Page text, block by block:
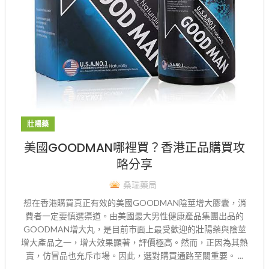
壯陽藥
美國GOODMAN哪裡買？香港正品購買攻
略分享
桑瑞藥局
想在香港購買真正有效的美國GOODMAN陰莖增大膠囊，消
費者一定要慎選渠道。由美國最大男性健康產品集團出品的
GOODMAN增大丸，是目前市面上最受歡迎的壯陽藥與陰莖
增大產品之一，增大效果顯著，評價極高。然而，正因為其熱
賣，仿冒品也充斥市場。因此，選對購買通路至關重要。 ...